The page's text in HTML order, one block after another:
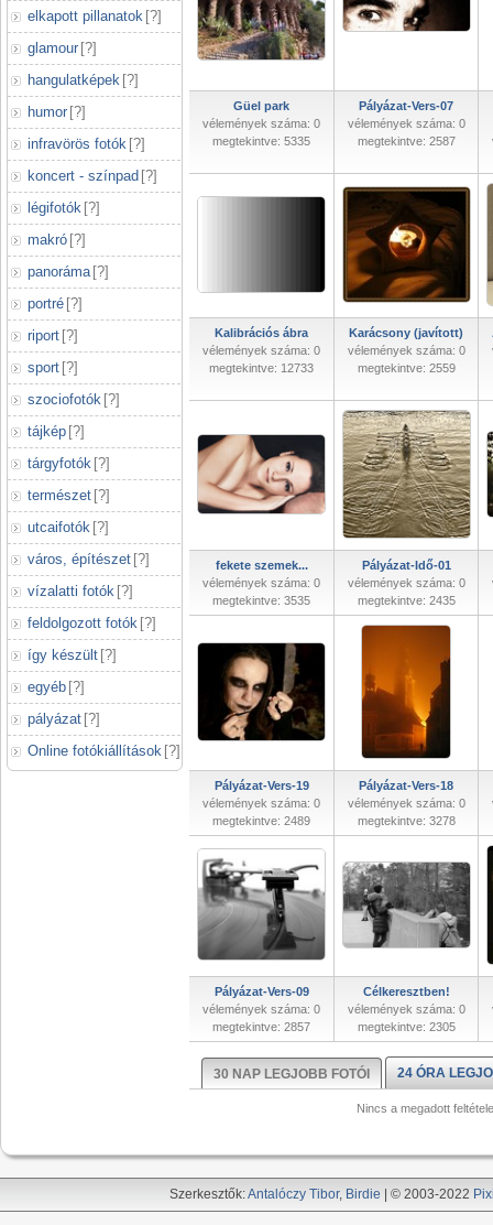
elkapott pillanatok [?]
glamour [?]
hangulatképek [?]
humor [?]
infravörös fotók [?]
koncert - színpad [?]
légifotók [?]
makró [?]
panoráma [?]
portré [?]
riport [?]
sport [?]
szociofotók [?]
tájkép [?]
tárgyfotók [?]
természet [?]
utcaifotók [?]
város, építészet [?]
vízalatti fotók [?]
feldolgozott fotók [?]
így készült [?]
egyéb [?]
pályázat [?]
Online fotókiállítások [?]
Güel park
vélemények száma: 0
megtekintve: 5335
Pályázat-Vers-07
vélemények száma: 0
megtekintve: 2587
Kalibrációs ábra
vélemények száma: 0
megtekintve: 12733
Karácsony (javított)
vélemények száma: 0
megtekintve: 2559
fekete szemek...
vélemények száma: 0
megtekintve: 3535
Pályázat-Idő-01
vélemények száma: 0
megtekintve: 2435
Pályázat-Vers-19
vélemények száma: 0
megtekintve: 2489
Pályázat-Vers-18
vélemények száma: 0
megtekintve: 3278
Pályázat-Vers-09
vélemények száma: 0
megtekintve: 2857
Célkeresztben!
vélemények száma: 0
megtekintve: 2305
30 NAP LEGJOBB FOTÓI 24 ÓRA
Nincs a megadott
Szerkesztők:Antalóczy Tibor, Birdie | © 2003-2022